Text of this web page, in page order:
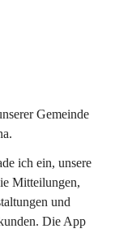
Gemeinde
ich ein, unsere
Mitteilungen,
und
Die App